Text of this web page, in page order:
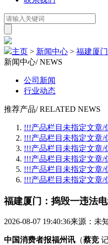
主页 > 新闻中心 > 福建厦
新闻中心/ NEWS
公司新闻
行业动态
推荐产品/ RELATED NEWS
!!!产品栏目未指定文章/
!!!产品栏目未指定文章/
!!!产品栏目未指定文章/
!!!产品栏目未指定文章/
!!!产品栏目未指定文章/
!!!产品栏目未指定文章/
福建厦门：捣毁一违法
2026-08-07 19:40:36来源：未
中国消费者报福州讯 （蔡竞